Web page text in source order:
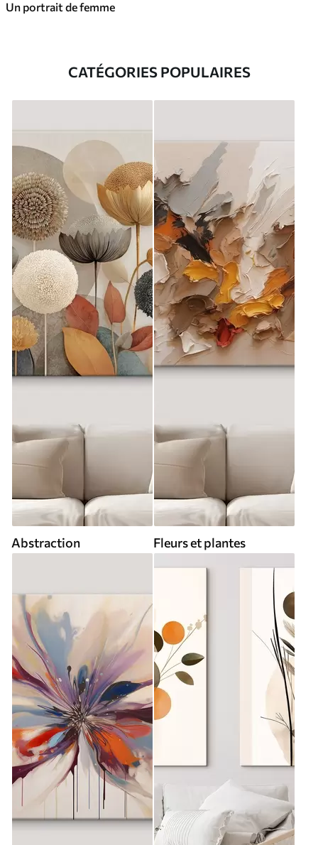
Un portrait de femme
CATÉGORIES POPULAIRES
Abstraction Fleurs et plantes